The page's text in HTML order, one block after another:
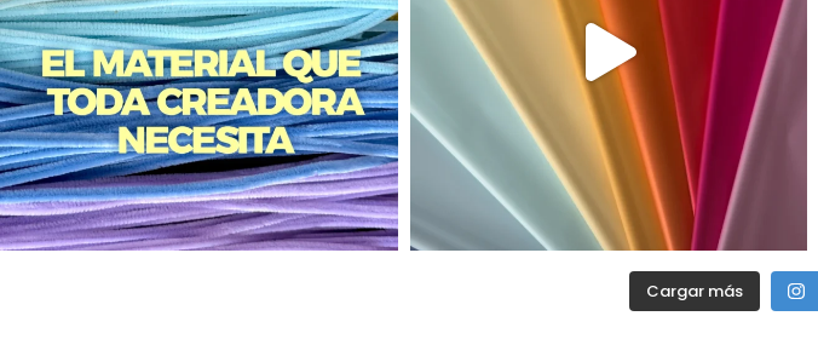
Cargar más